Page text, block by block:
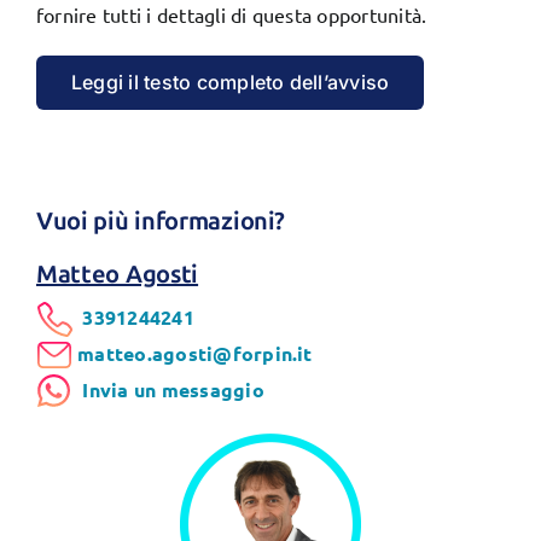
fornire tutti i dettagli di questa opportunità.
Leggi il testo completo dell’avviso
Vuoi più informazioni?
Matteo Agosti
3391244241
matteo.agosti@forpin.it
Invia un messaggio